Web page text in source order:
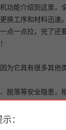
：
功能介绍到这里，
换工序和材料迅
点一点拉，完了
为它具有很多其
脱落等安全隐患
墙内保温系统，
好耐腐蚀性和耐